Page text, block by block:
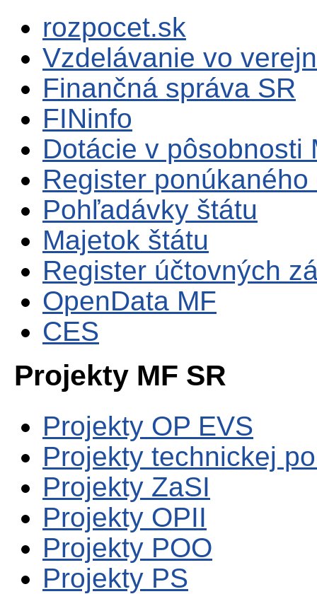
rozpocet.sk
Vzdelávanie vo
Finančná správa SR
FINinfo
Dotácie v pôsobnosti
Register
Pohľadávky štátu
Majetok štátu
Register účtovných
OpenData MF
CES
Projekty MF SR
Projekty OP EVS
Projekty technickej
Projekty ZaSI
Projekty OPII
Projekty POO
Projekty PS